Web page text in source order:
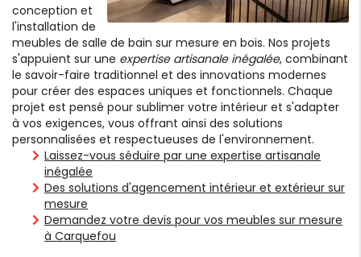
conception et
l'installation de
meubles de salle de bain sur mesure en bois. Nos projets
s'appuient sur une expertise artisanale inégalée, combinant
le savoir-faire traditionnel et des innovations modernes
pour créer des espaces uniques et fonctionnels. Chaque
projet est pensé pour sublimer votre intérieur et s'adapter
à vos exigences, vous offrant ainsi des solutions
personnalisées et respectueuses de l'environnement.
Laissez-vous séduire par une expertise artisanale
inégalée
Des solutions d'agencement intérieur et extérieur sur
mesure
Demandez votre devis pour vos meubles sur mesure
à Carquefou